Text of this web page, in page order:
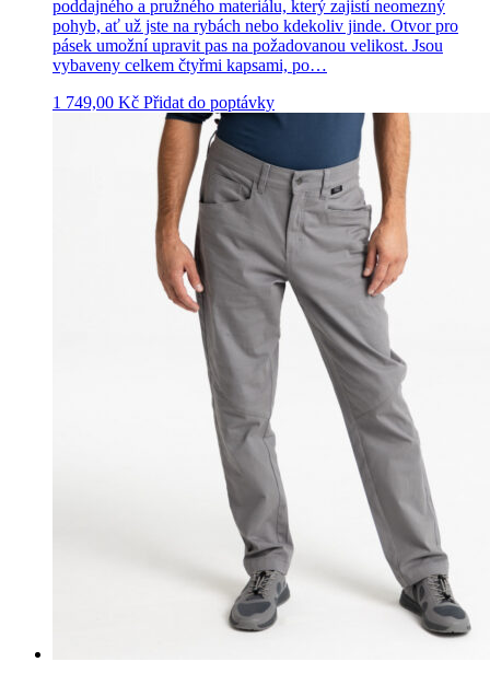
poddajného a pružného materiálu, který zajistí neomezný
pohyb, ať už jste na rybách nebo kdekoliv jinde. Otvor pro
pásek umožní upravit pas na požadovanou velikost. Jsou
vybaveny celkem čtyřmi kapsami, po…
1 749,00 Kč Přidat do poptávky